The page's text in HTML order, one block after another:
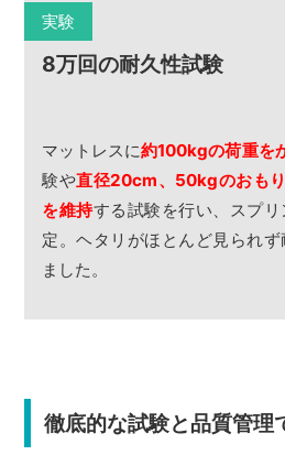
実験
8万回の耐久性試験
マットレスに約100kgの荷重を
験や直径20cm、50kgのおも
を維持する試験を行い、スプ
定。ヘタリがほとんど見られ
ました。
徹底的な試験と品質管理